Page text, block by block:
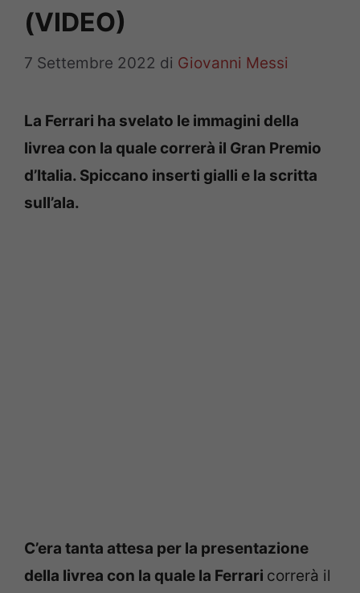
(VIDEO)
7 Settembre 2022 di Giovanni Messi
La Ferrari ha svelato le immagini della
livrea con la quale correrà il Gran Premio
d’Italia. Spiccano inserti gialli e la scritta
sull’ala.
C’era tanta attesa per la presentazione
della livrea con la quale la Ferrari correrà il